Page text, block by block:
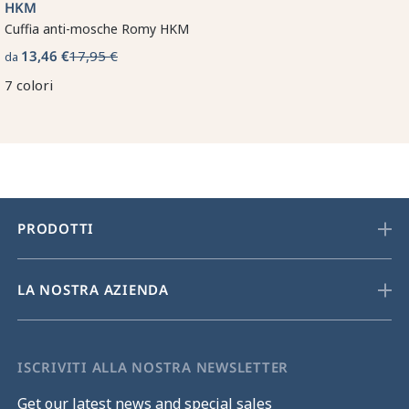
HKM
Cuffia anti-mosche Romy HKM
da 13,46 €17,95 €
7 colori
PRODOTTI
LA NOSTRA AZIENDA
ISCRIVITI ALLA NOSTRA NEWSLETTER
Get our latest news and special sales